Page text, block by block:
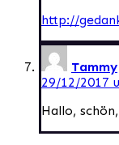
http://
Tammy
29/12/2017
Hallo,